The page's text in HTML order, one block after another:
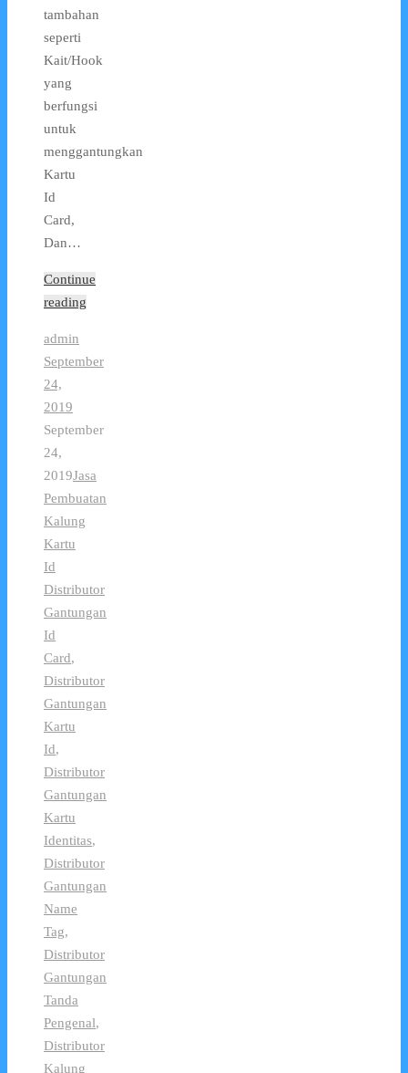
tambahan
seperti
Kait/Hook
yang
berfungsi
untuk
menggantungkan
Kartu
Id
Card,
Dan…
Continue
reading
admin
September
24,
2019
September
24,
2019Jasa
Pembuatan
Kalung
Kartu
Id
Distributor
Gantungan
Id
Card,
Distributor
Gantungan
Kartu
Id,
Distributor
Gantungan
Kartu
Identitas,
Distributor
Gantungan
Name
Tag,
Distributor
Gantungan
Tanda
Pengenal,
Distributor
Kalung